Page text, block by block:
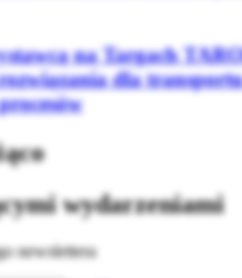
na Targach
dla
wydarzeniami
newslettera